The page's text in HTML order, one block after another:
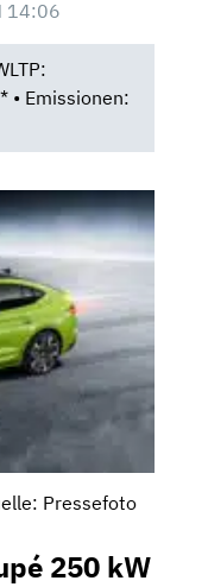
14:06
Emissionen:
Pressefoto
250 kW